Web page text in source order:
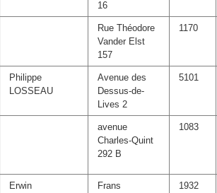
16
Rue Théodore
Vander Elst
157
1170
Philippe
LOSSEAU
Avenue des
Dessus-de-
Lives 2
5101
avenue
Charles-Quint
292 B
1083
Erwin
Frans
1932